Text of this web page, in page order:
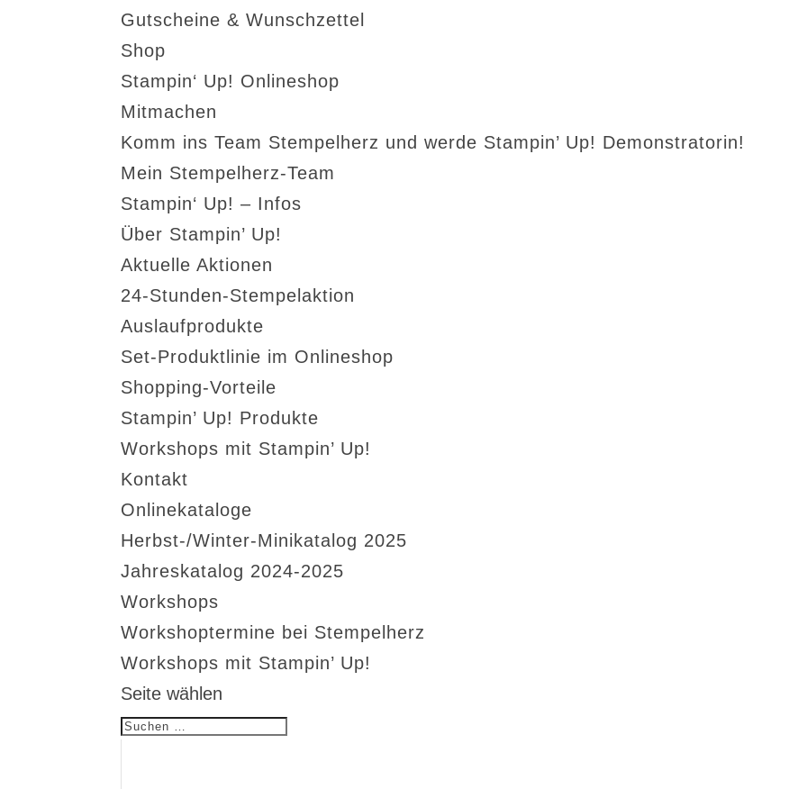
Gutscheine & Wunschzettel
Shop
Stampin‘ Up! Onlineshop
Mitmachen
Komm ins Team Stempelherz und werde Stampin’ Up! Demonstratorin!
Mein Stempelherz-Team
Stampin‘ Up! – Infos
Über Stampin’ Up!
Aktuelle Aktionen
24-Stunden-Stempelaktion
Auslaufprodukte
Set-Produktlinie im Onlineshop
Shopping-Vorteile
Stampin’ Up! Produkte
Workshops mit Stampin’ Up!
Kontakt
Onlinekataloge
Herbst-/Winter-Minikatalog 2025
Jahreskatalog 2024-2025
Workshops
Workshoptermine bei Stempelherz
Workshops mit Stampin’ Up!
Seite wählen